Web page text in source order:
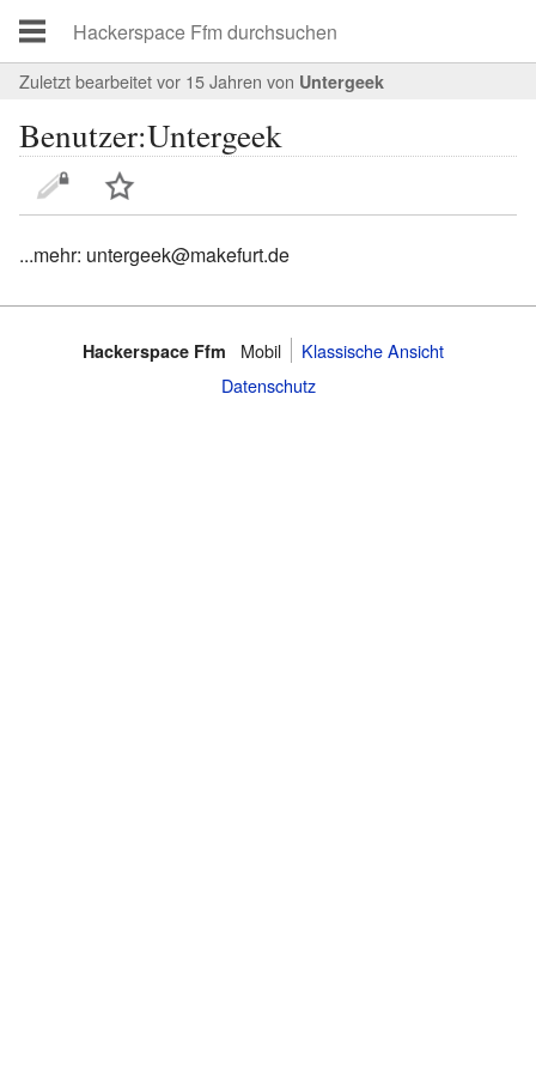
Zuletzt bearbeitet vor 15 Jahren von Untergeek
Benutzer:Untergeek
...mehr: untergeek@makefurt.de
Hackerspace Ffm Mobil
Klassische Ansicht
Datenschutz